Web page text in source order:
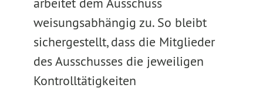
weisungsabhängig zu. So bleibt
sichergestellt, dass die Mitglieder
des Ausschusses die jeweiligen
Kontrolltätigkeiten